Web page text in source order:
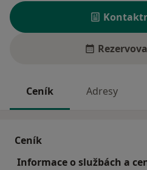
Ceník Adresy
Ceník
Informace o službách a